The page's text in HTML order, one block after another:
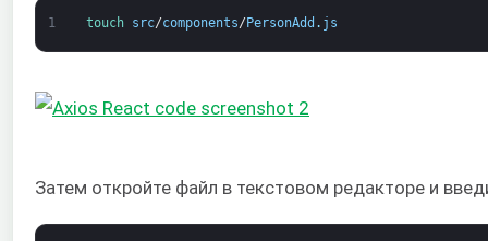
1 touch src/components/ PersonAdd . js
Затем откройте файл в текстовом редакторе и